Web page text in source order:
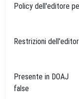
Policy dell'editore
Restrizioni
Presente in DOAJ